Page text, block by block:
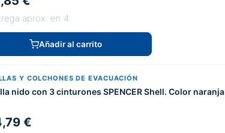
aprox. en 4
Añadir al carrito
Y COLCHONES DE EVACUACIÓN
nido con 3 cinturones SPENCER Shell. Color naranja
€